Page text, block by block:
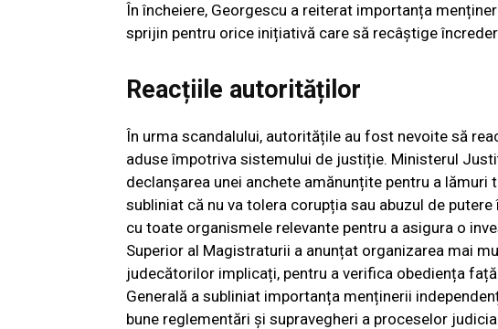
În încheiere, Georgescu a reiterat importanța
sprijin pentru orice inițiativă care să recâștige
Reacțiile autorităților
În urma scandalului, autoritățile au fost nevoite să
aduse împotriva sistemului de justiție. Ministerul
declanșarea unei anchete amănunțite pentru a
subliniat că nu va tolera corupția sau abuzul de
cu toate organismele relevante pentru a asigura o
Superior al Magistraturii a anunțat organizarea mai
judecătorilor implicați, pentru a verifica obediența
Generală a subliniat importanța menținerii
bune reglementări și supravegheri a proceselor